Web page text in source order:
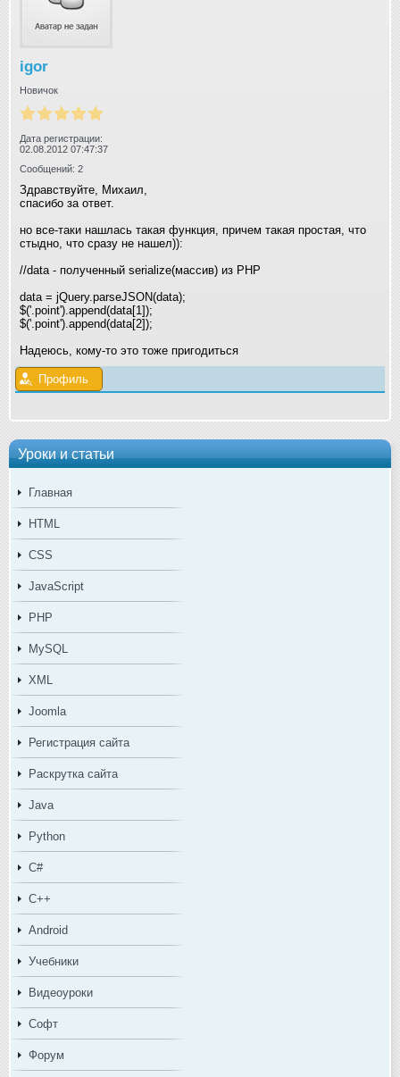
Уроки и статьи
Главная
HTML
CSS
JavaScript
PHP
MySQL
XML
Joomla
Регистрация сайта
Раскрутка сайта
Java
Python
C#
C++
Android
Учебники
Видеоуроки
Софт
Форум
igor
Новичок
Дата регистрации:
02.08.2012 07:47:37
Сообщений: 2
Здравствуйте, Михаил,
спасибо за ответ.
но все-таки нашлась такая функция, причем такая простая, что
стыдно, что сразу не нашел)):
//data - полученный serialize(массив) из РНР
data = jQuery.parseJSON(data);
$('.point').append(data[1]);
$('.point').append(data[2]);
Надеюсь, кому-то это тоже пригодиться
Профиль